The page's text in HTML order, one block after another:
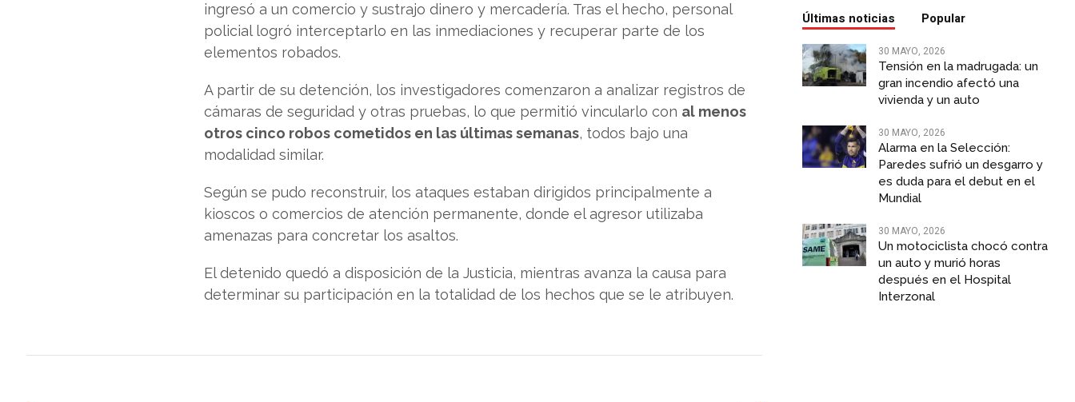
ingresó a un comercio y sustrajo dinero y mercadería. Tras el hecho, personal
policial logró interceptarlo en las inmediaciones y recuperar parte de los
elementos robados.
A partir de su detención, los investigadores comenzaron a analizar registros de
cámaras de seguridad y otras pruebas, lo que permitió vincularlo con al menos
otros cinco robos cometidos en las últimas semanas, todos bajo una
modalidad similar.
Según se pudo reconstruir, los ataques estaban dirigidos principalmente a
kioscos o comercios de atención permanente, donde el agresor utilizaba
amenazas para concretar los asaltos.
El detenido quedó a disposición de la Justicia, mientras avanza la causa para
determinar su participación en la totalidad de los hechos que se le atribuyen.
Últimas noticias Popular
30 MAYO, 2026
Tensión en la madrugada: un
gran incendio afectó una
vivienda y un auto
30 MAYO, 2026
Alarma en la Selección:
Paredes sufrió un desgarro y
es duda para el debut en el
Mundial
30 MAYO, 2026
Un motociclista chocó contra
un auto y murió horas
después en el Hospital
Interzonal